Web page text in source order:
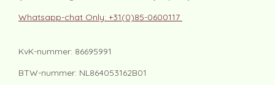
Whatsapp-chat Only: +31(0)85-0600117
KvK-nummer: 86695991
BTW-nummer: NL864053162B01